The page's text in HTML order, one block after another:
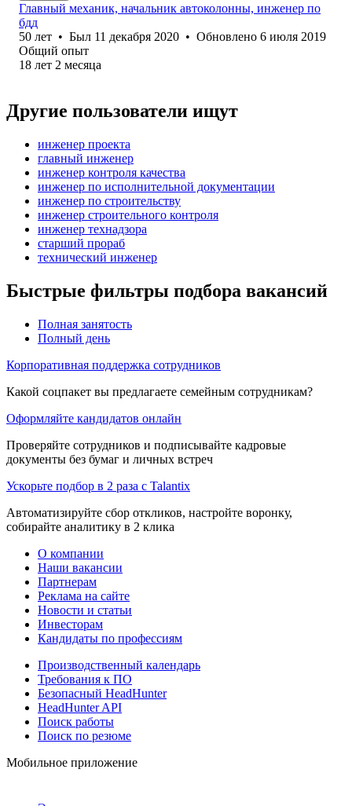
Главный механик, начальник автоколонны, инженер по
бдд
50 лет • Был 11 декабря 2020 • Обновлено 6 июля 2019
Общий опыт
18 лет 2 месяца
Другие пользователи ищут
инженер проекта
главный инженер
инженер контроля качества
инженер по исполнительной документации
инженер по строительству
инженер строительного контроля
инженер технадзора
старший прораб
технический инженер
Быстрые фильтры подбора вакансий
Полная занятость
Полный день
Корпоративная поддержка сотрудников
Какой соцпакет вы предлагаете семейным сотрудникам?
Оформляйте кандидатов онлайн
Проверяйте сотрудников и подписывайте кадровые
документы без бумаг и личных встреч
Ускорьте подбор в 2 раза с Talantix
Автоматизируйте сбор откликов, настройте воронку,
собирайте аналитику в 2 клика
О компании
Наши вакансии
Партнерам
Реклама на сайте
Новости и статьи
Инвесторам
Кандидаты по профессиям
Производственный календарь
Требования к ПО
Безопасный HeadHunter
HeadHunter API
Поиск работы
Поиск по резюме
Мобильное приложение